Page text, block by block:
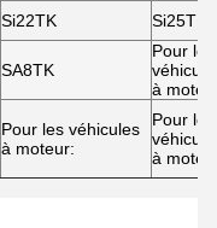
Si22TK Si25TK
SA8TK
Pour les
à
Pour les véhicules
à moteur:
Pour les
à